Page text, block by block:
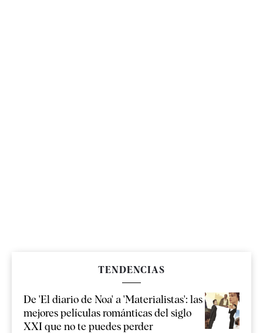
TENDENCIAS
De 'El diario de Noa' a 'Materialistas': las
mejores películas románticas del siglo
XXI que no te puedes perder